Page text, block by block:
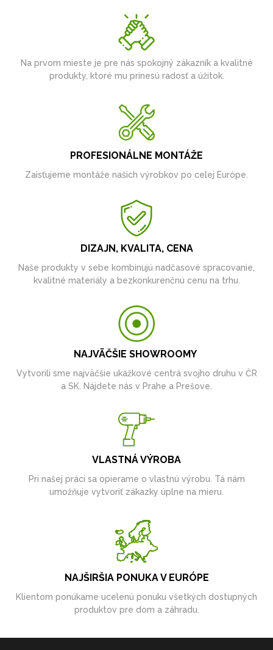
Na prvom mieste je pre nás spokojný zákazník a kvalitné
produkty, ktoré mu prinesú radosť a úžitok.
PROFESIONÁLNE MONTÁŽE
Zaisťujeme montáže našich výrobkov po celej Európe.
DIZAJN, KVALITA, CENA
Naše produkty v sebe kombinujú nadčasové spracovanie,
kvalitné materiály a bezkonkurenčnú cenu na trhu.
NAJVÄČŠIE SHOWROOMY
Vytvorili sme najväčšie ukážkové centrá svojho druhu v ČR
a SK. Nájdete nás v Prahe a Prešove.
VLASTNÁ VÝROBA
Pri našej práci sa opierame o vlastnú výrobu. Tá nám
umožňuje vytvoriť zákazky úplne na mieru.
NAJŠIRŠIA PONUKA V EURÓPE
Klientom ponúkame ucelenú ponuku všetkých dostupných
produktov pre dom a záhradu.